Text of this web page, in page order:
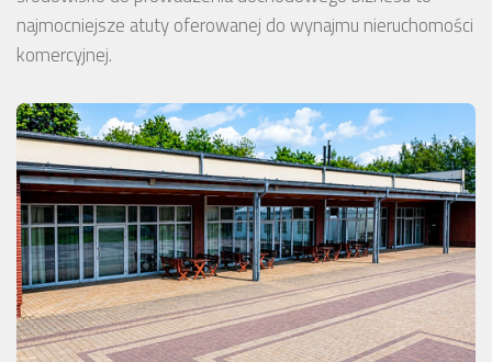
najmocniejsze atuty oferowanej do wynajmu nieruchomości
komercyjnej.